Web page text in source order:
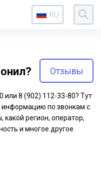
RU
Отзывы
или 8 (902) 112-33-80? Тут
информацию по звонкам с
какой регион, оператор,
и многое другое.